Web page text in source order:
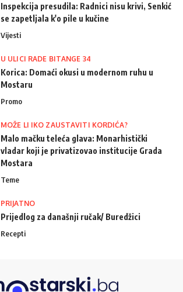
Inspekcija presudila: Radnici nisu krivi, Senkić
se zapetljala k'o pile u kučine
Vijesti
U ULICI RADE BITANGE 34
Korica: Domaći okusi u modernom ruhu u
Mostaru
Promo
MOŽE LI IKO ZAUSTAVITI KORDIĆA?
Malo mačku teleća glava: Monarhistički
vladar koji je privatizovao institucije Grada
Mostara
Teme
PRIJATNO
Prijedlog za današnji ručak/ Buredžici
Recepti